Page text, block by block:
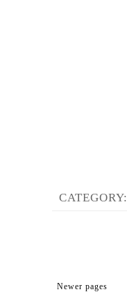
CATEGORY:
Newer pages